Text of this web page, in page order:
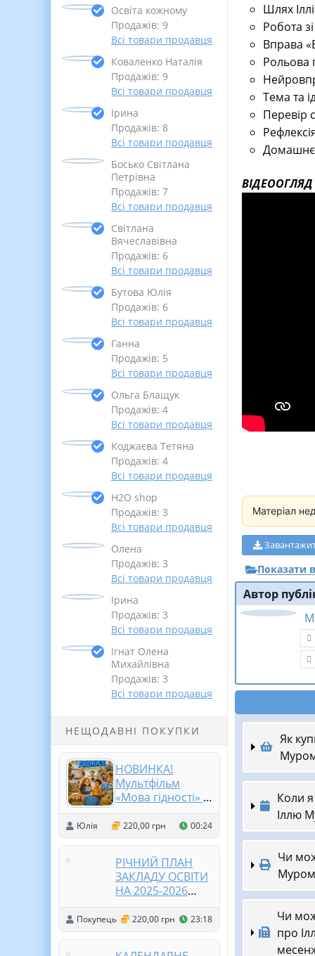
Освіта кожному
Продажів: 9
Всі товари продавця
Коваленко Наталія
Продажів: 9
Всі товари продавця
Ірина
Продажів: 8
Всі товари продавця
Босько Світлана
Петрівна
Продажів: 7
Всі товари продавця
Світлана
Вячеславівна
Продажів: 6
Всі товари продавця
Бутова Юлія
Продажів: 6
Всі товари продавця
Ганна
Продажів: 5
Всі товари продавця
Ольга Блащук
Продажів: 4
Всі товари продавця
Коджаєва Тетяна
Продажів: 4
Всі товари продавця
Н2О shop
Продажів: 3
Всі товари продавця
Олена
Продажів: 3
Всі товари продавця
Ірина
Продажів: 3
Всі товари продавця
Ігнат Олена
Михайлівна
Продажів: 3
Всі товари продавця
НЕЩОДАВНІ ПОКУПКИ
НОВИНКА!
Мультфільм
«Мова гідності» ✨
🎬
Юлія 220,00 грн 00:24
РІЧНИЙ ПЛАН
ЗАКЛАДУ ОСВІТИ
НА 2025-2026
НАВЧАЛЬНИЙ
РІК. (відповідно
до АБЕТКИ
Покупець 220,00 грн 23:18
Шлях
Робота
Вправа
Рольова
Тема та
Перевір
Домашнє
ВІДЕООГЛЯД
Матеріал
Показати
Автор
Як
Коли
Іллю
Чи
Чи
про